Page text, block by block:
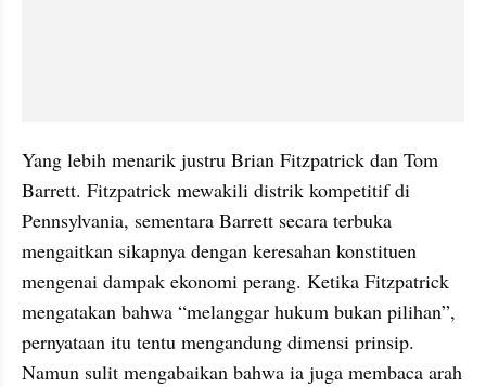
Yang lebih menarik justru Brian Fitzpatrick dan Tom
Barrett. Fitzpatrick mewakili distrik kompetitif di
Pennsylvania, sementara Barrett secara terbuka
mengaitkan sikapnya dengan keresahan konstituen
mengenai dampak ekonomi perang. Ketika Fitzpatrick
mengatakan bahwa “melanggar hukum bukan pilihan”,
pernyataan itu tentu mengandung dimensi prinsip.
Namun sulit mengabaikan bahwa ia juga membaca arah